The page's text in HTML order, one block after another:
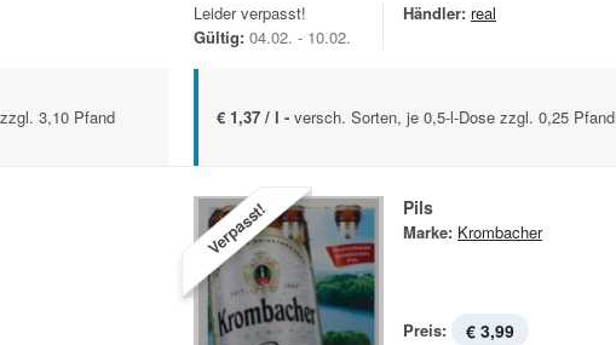
3,10 Pfand
Leider verpasst!
Gültig: 04.02. - 10.02.
Händler: real
€ 1,37 / l - versch. Sorten, je 0,5-l-Dose zzgl. 0,25 Pfand
Verpasst! Pils
Marke: Krombacher
Preis: € 3,99